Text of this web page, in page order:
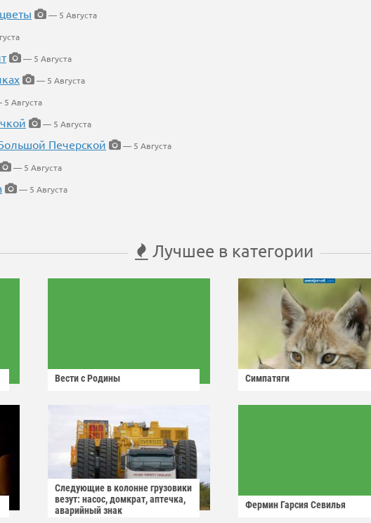
— 5 Августа
— 5 Августа
— 5 Августа
Августа
— 5 Августа
Печерской
— 5 Августа
— 5 Августа
— 5 Августа
Лучшее в категории
Вести с Родины Симпатяги
Следующие в колонне грузовики
везут: насос, домкрат, аптечка,
аварийный знак
Фермин Гарсия Севилья